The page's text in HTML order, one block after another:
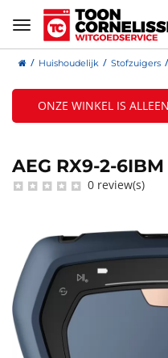
Huishoudelijk Stofzuigers
ONZE WINKEL IS
AEG RX9-2-
0 review(s)